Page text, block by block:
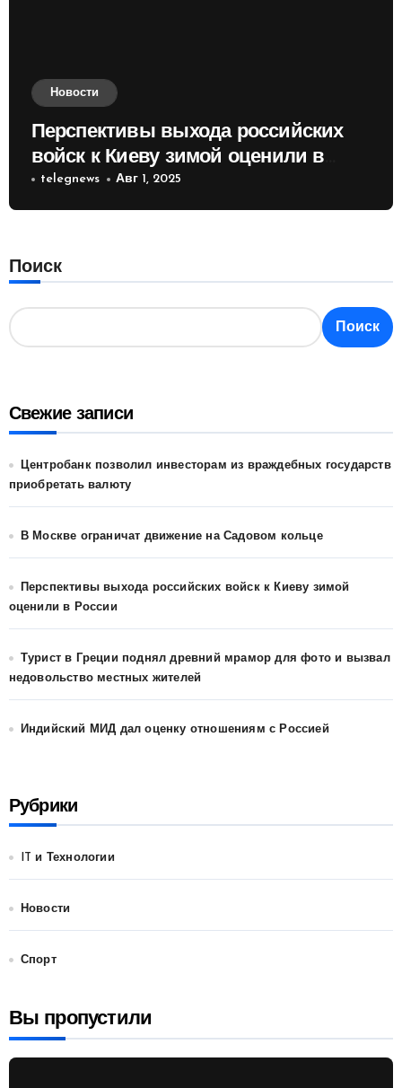
Новости
Перспективы выхода российских
войск к Киеву зимой оценили в
России
telegnews Авг 1, 2025
Поиск
Поиск
Свежие записи
Центробанк позволил инвесторам из враждебных государств
приобретать валюту
В Москве ограничат движение на Садовом кольце
Перспективы выхода российских войск к Киеву зимой
оценили в России
Турист в Греции поднял древний мрамор для фото и вызвал
недовольство местных жителей
Индийский МИД дал оценку отношениям с Россией
Рубрики
IT и Технологии
Новости
Спорт
Вы пропустили